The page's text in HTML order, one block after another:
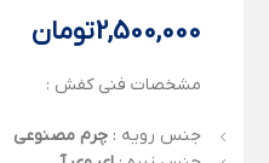
2,500,000تومان
مشخصات فنی کفش :
جنس رویه : چرم مصنوعی